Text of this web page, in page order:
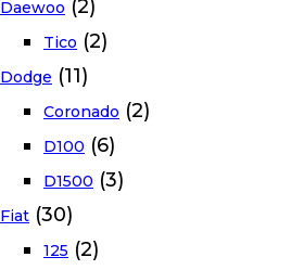
Daewoo (2)
Tico (2)
Dodge (11)
Coronado (2)
D100 (6)
D1500 (3)
Fiat (30)
125 (2)